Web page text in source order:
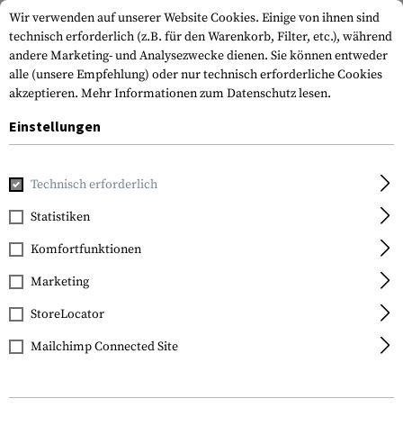
Home Waffenzubehör AR-15
Leapers
AR-15 A2 Stock
Assembly
Wir verwenden auf unserer Website Cookies. Einige von ihnen sind
technisch erforderlich (z.B. für den Warenkorb, Filter, etc.), während
andere Marketing- und Analysezwecke dienen. Sie können entweder
alle (unsere Empfehlung) oder nur technisch erforderliche Cookies
akzeptieren. Mehr Informationen zum Datenschutz lesen.
Einstellungen
Technisch erforderlich
Statistiken
Komfortfunktionen
Marketing
StoreLocator
Mailchimp Connected Site